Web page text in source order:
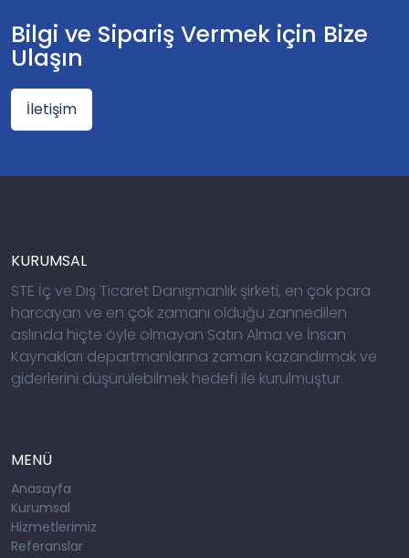
Bilgi ve Sipariş Vermek için Bize
Ulaşın
İletişim
KURUMSAL
STE İç ve Dış Ticaret Danışmanlık şirketi, en çok para
harcayan ve en çok zamanı olduğu zannedilen
aslında hiçte öyle olmayan Satın Alma ve İnsan
Kaynakları departmanlarına zaman kazandırmak ve
giderlerini düşürülebilmek hedefi ile kurulmuştur.
MENÜ
Anasayfa
Kurumsal
Hizmetlerimiz
Referanslar